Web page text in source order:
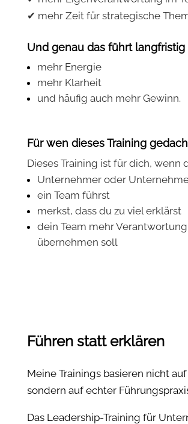
✔ mehr Zeit für strategische
Und genau das führt langfristig
mehr Energie
mehr Klarheit
und häufig auch mehr Gewinn.
Für wen dieses Training
Dieses Training ist für dich, wenn
Unternehmer oder
ein Team führst
merkst, dass du zu viel erklärst
dein Team mehr Verantwortung
übernehmen soll
Führen statt erklären
Meine Trainings basieren nicht
sondern auf echter
Das Leadership-Training für